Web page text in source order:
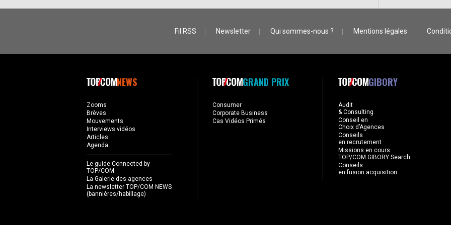
Fil RSS Newsletter Qui sommes-nous ? Mentions légales
NEWS
Zooms
Brèves
Mouvements
Interviews vidéos
Articles
Agenda
Le guide Connected by
TOP/COM
La Galerie des agences
La newsletter TOP/COM NEWS
(bannières/habillage)
GRAND PRIX
Consumer
Corporate Business
Cas Vidéos Primés
GIBORY
Audit
& Consulting
Conseil en
Choix d’Agences
Conseils
en recrutement
Missions en cours
TOP/COM GIBORY Search
Conseils
en fusion acquisition